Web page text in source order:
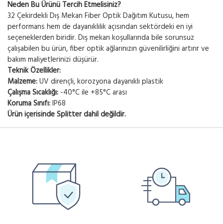
Neden Bu Ürünü Tercih Etmelisiniz?
32 Çekirdekli Dış Mekan Fiber Optik Dağıtım Kutusu, hem
performans hem de dayanıklılık açısından sektördeki en iyi
seçeneklerden biridir. Dış mekan koşullarında bile sorunsuz
çalışabilen bu ürün, fiber optik ağlarınızın güvenilirliğini artırır ve
bakım maliyetlerinizi düşürür.
Teknik Özellikler:
Malzeme:UV dirençli, korozyona dayanıklı plastik
Çalışma Sıcaklığı: -40°C ile +85°C arası
Koruma Sınıfı:IP68
Ürün içerisinde Splitter dahil değildir.